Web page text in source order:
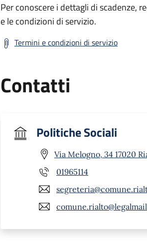
Per conoscere i dettagli di scadenze,
e le condizioni di servizio.
Termini e condizioni di servizio
Contatti
Politiche Sociali
Via Melogno, 34 17020
01965114